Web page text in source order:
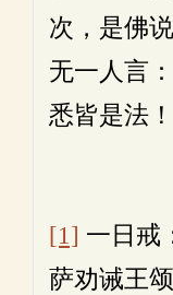
次，是佛
无一人言
悉皆是法！
[1] 一日戒
萨劝诫王